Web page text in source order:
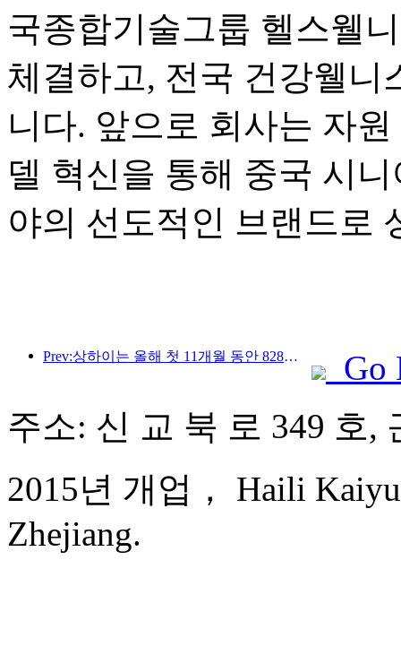
국종합기술그룹 헬스웰
체결하고, 전국 건강웰니
니다. 앞으로 회사는 자
델 혁신을 통해 중국 시
야의 선도적인 브랜드로
Prev:상하이는 올해 첫 11개월 동안 828만 2천 명의 외국인 관광객을 유치하여 당초 예상치를 뛰어넘었다.
Go
주소: 신 교 북 로 349 호,
2015년 개업， Haili
Zhejiang.